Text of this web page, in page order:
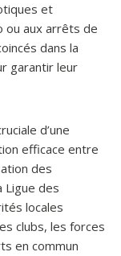
et
ou aux arrêts de
dans la
garantir leur
d’une
efficace entre
des
Ligue des
locales
clubs, les forces
en commun